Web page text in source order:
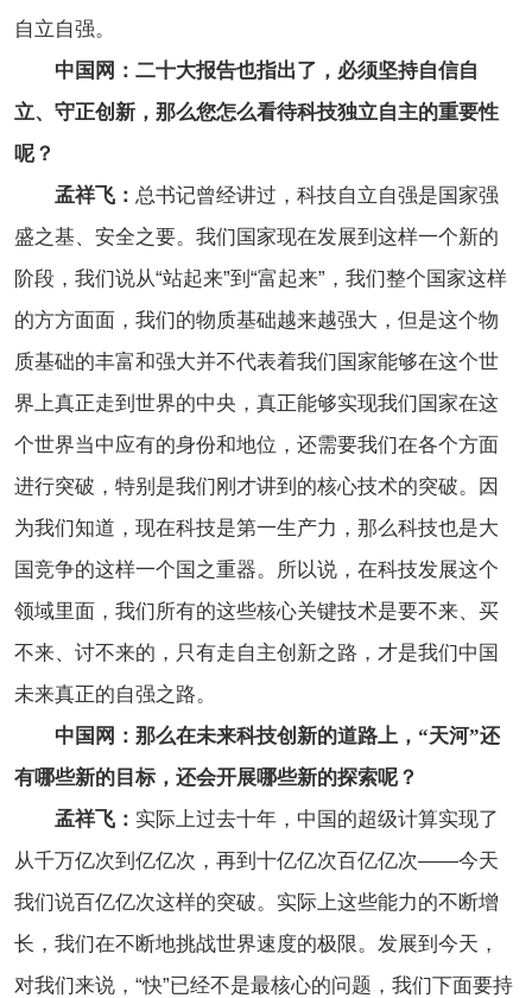
自立自强。
中国网：二十大报告也指出了，必须坚持自信自
立、守正创新，那么您怎么看待科技独立自主的重要性
呢？
孟祥飞： 总书记曾经讲过，科技自立自强是国家强
盛之基、安全之要。我们国家现在发展到这样一个新的
阶段，我们说从“站起来”到“富起来”，我们整个国家这样
的方方面面，我们的物质基础越来越强大，但是这个物
质基础的丰富和强大并不代表着我们国家能够在这个世
界上真正走到世界的中央，真正能够实现我们国家在这
个世界当中应有的身份和地位，还需要我们在各个方面
进行突破，特别是我们刚才讲到的核心技术的突破。因
为我们知道，现在科技是第一生产力，那么科技也是大
国竞争的这样一个国之重器。所以说，在科技发展这个
领域里面，我们所有的这些核心关键技术是要不来、买
不来、讨不来的，只有走自主创新之路，才是我们中国
未来真正的自强之路。
中国网：那么在未来科技创新的道路上，“天河”还
有哪些新的目标，还会开展哪些新的探索呢？
孟祥飞： 实际上过去十年，中国的超级计算实现了
从千万亿次到亿亿次，再到十亿亿次百亿亿次——今天
我们说百亿亿次这样的突破。实际上这些能力的不断增
长，我们在不断地挑战世界速度的极限。发展到今天，
对我们来说，“快”已经不是最核心的问题，我们下面要持